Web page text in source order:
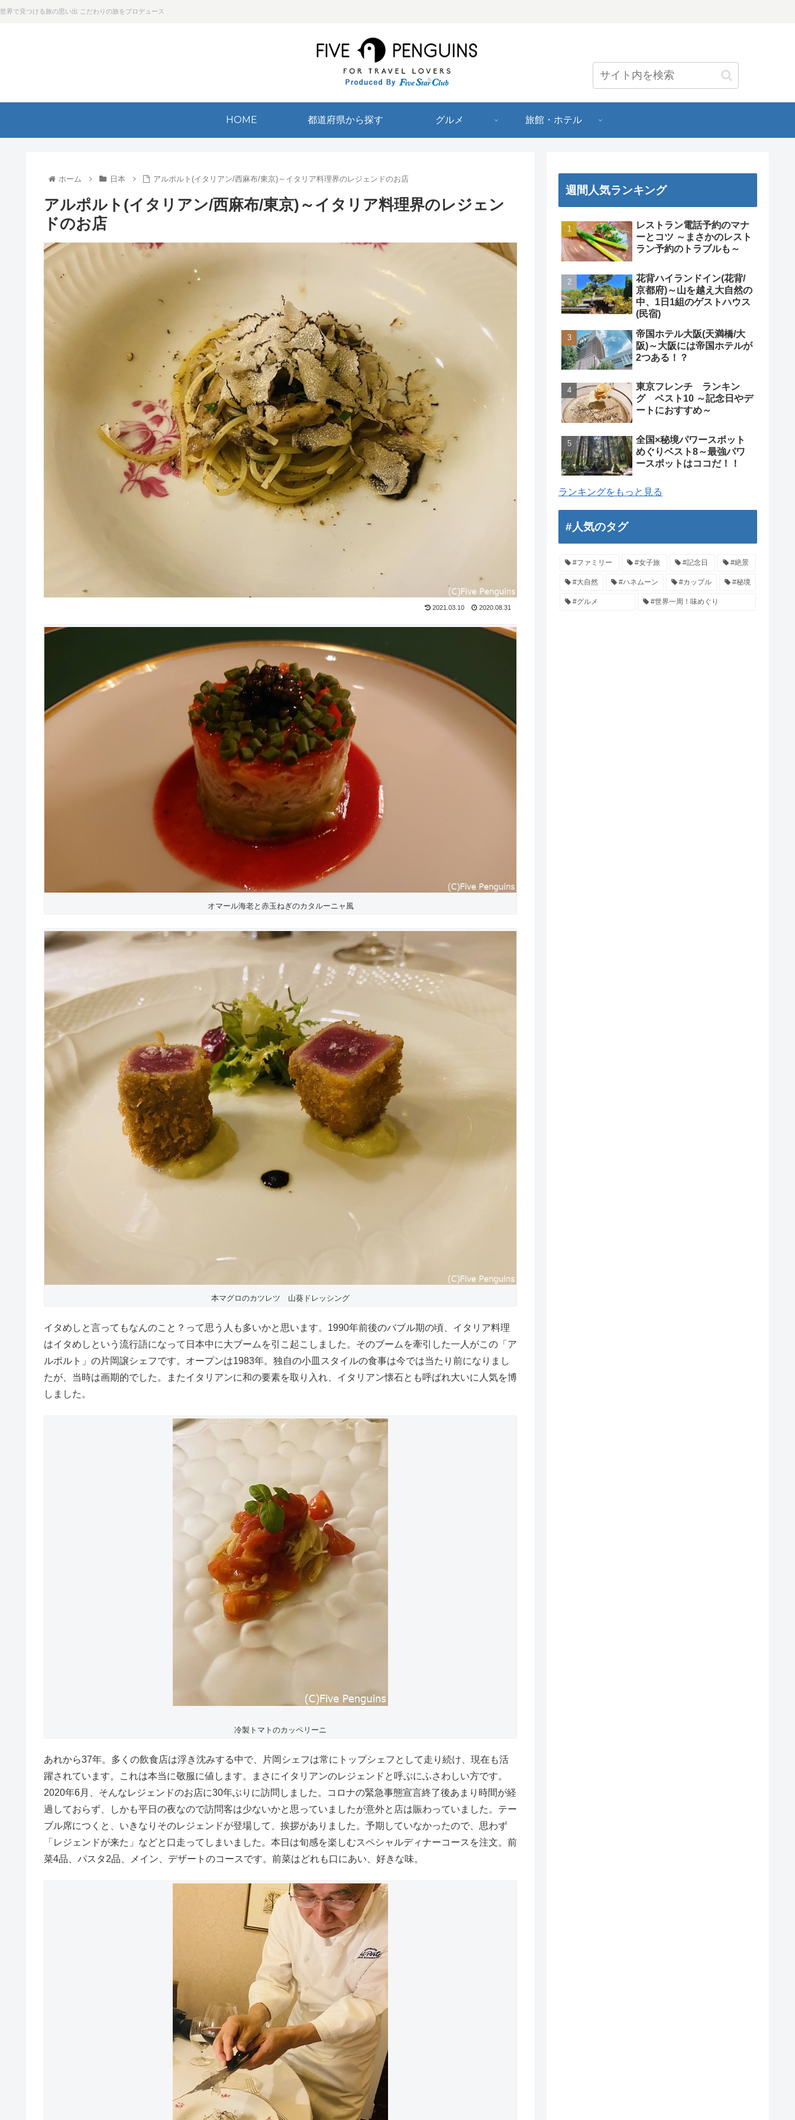
世界で見つける旅の思い出 こだわりの旅をプロデュース
HOME 都道府県から探す グルメ 旅館・ホテル
ホーム 日本 アルポルト(イタリアン/西麻布/東京)～イタリア料理界のレジェンドのお店
アルポルト(イタリアン/西麻布/東京)～イタリア料理界のレジェン
ドのお店
2021.03.10 2020.08.31
オマール海老と赤玉ねぎのカタルーニャ風
本マグロのカツレツ 山葵ドレッシング
イタめしと言ってもなんのこと？って思う人も多いかと思います。1990年前後のバブル期の頃、イタリア料理
はイタめしという流行語になって日本中に大ブームを引こ起こしました。そのブームを牽引した一人がこの「ア
ルポルト」の片岡譲シェフです。オープンは1983年。独自の小皿スタイルの食事は今では当たり前になりまし
たが、当時は画期的でした。またイタリアンに和の要素を取り入れ、イタリアン懐石とも呼ばれ大いに人気を博
しました。
冷製トマトのカッペリーニ
あれから37年。多くの飲食店は浮き沈みする中で、片岡シェフは常にトップシェフとして走り続け、現在も活
躍されています。これは本当に敬服に値します。まさにイタリアンのレジェンドと呼ぶにふさわしい方です。
2020年6月、そんなレジェンドのお店に30年ぶりに訪問しました。コロナの緊急事態宣言終了後あまり時間が経
過しておらず、しかも平日の夜なので訪問客は少ないかと思っていましたが意外と店は賑わっていました。テー
ブル席につくと、いきなりそのレジェンドが登場して、挨拶がありました。予期していなかったので、思わず
「レジェンドが来た」などと口走ってしまいました。本日は旬感を楽しむスペシャルディナーコースを注文。前
菜4品、パスタ2品、メイン、デザートのコースです。前菜はどれも口にあい、好きな味。
週間人気ランキング
レストラン電話予約のマナ
ーとコツ ～まさかのレスト
ラン予約のトラブルも～
花背ハイランドイン(花背/
京都府)～山を越え大自然の
中、1日1組のゲストハウス
(民宿)
帝国ホテル大阪(天満橋/大
阪)～大阪には帝国ホテルが
2つある！？
東京フレンチ ランキン
グ ベスト10 ～記念日やデ
ートにおすすめ～
全国×秘境パワースポット
めぐりベスト8～最強パワ
ースポットはココだ！！
ランキングをもっと見る
#人気のタグ
#ファミリー #女子旅 #記念日 #絶景
#大自然 #ハネムーン #カップル #秘境
#グルメ #世界一周！味めぐり